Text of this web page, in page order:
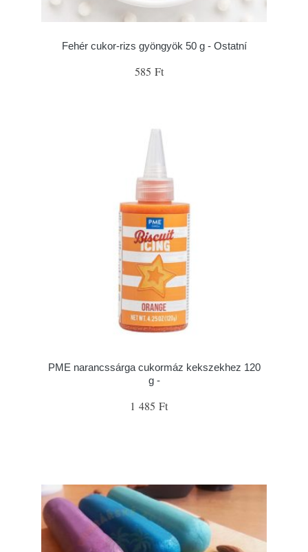
Fehér cukor-rizs gyöngyök 50 g - Ostatní
585 Ft
PME narancssárga cukormáz kekszekhez 120
g -
1 485 Ft